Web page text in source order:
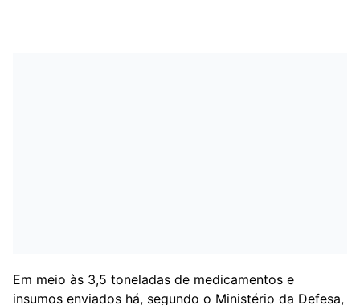
Em meio às 3,5 toneladas de medicamentos e
insumos enviados há, segundo o Ministério da Defesa,